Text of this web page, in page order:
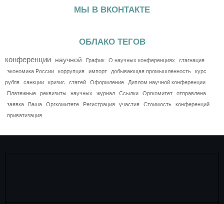
МЫ В ВКОНТАКТЕ
ОБЛАКО ТЕГОВ
конференции научной График О научных конференциях
стагнация
экономика России
коррупция импорт добывающая промышленность
курс
рубля
санкции кризис статей Оформление
Диплом научной конференции
Платежные
реквизиты научных журнал Ссылки Оргкомитет
отправлена
заявка
Ваша Оргкомитете Регистрация участия Стоимость
конференций
приватизация